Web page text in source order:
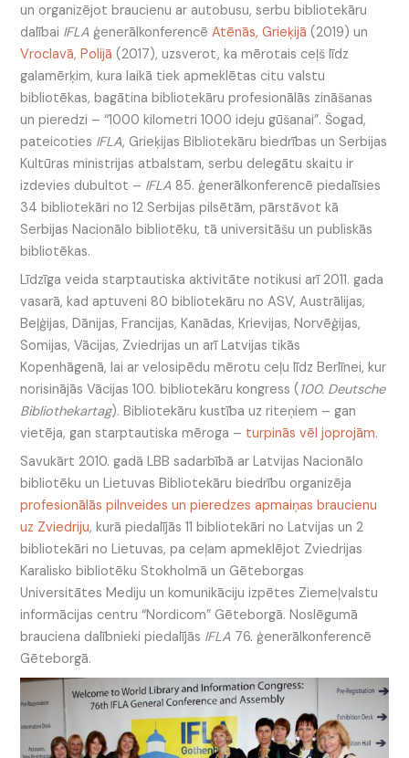
un organizējot braucienu ar autobusu, serbu bibliotekāru
dalībai IFLAģenerālkonferencēAtēnās, Grieķijā (2019) un
Vroclavā, Polijā (2017), uzsverot, ka mērotais ceļš līdz
galamērķim, kura laikā tiek apmeklētas citu valstu
bibliotēkas, bagātina bibliotekāru profesionālās zināšanas
un pieredzi – “1000 kilometri 1000 ideju gūšanai”. Šogad,
pateicoties IFLA, Grieķijas Bibliotekāru biedrības un Serbijas
Kultūras ministrijas atbalstam, serbu delegātu skaitu ir
izdevies dubultot – IFLA 85. ģenerālkonferencē piedalīsies
34 bibliotekāri no 12 Serbijas pilsētām, pārstāvot kā
Serbijas Nacionālo bibliotēku, tā universitāšu un publiskās
bibliotēkas.
Līdzīga veida starptautiska aktivitāte notikusi arī 2011. gada
vasarā, kad aptuveni 80 bibliotekāru no ASV, Austrālijas,
Beļģijas, Dānijas, Francijas, Kanādas, Krievijas, Norvēģijas,
Somijas, Vācijas, Zviedrijas un arī Latvijas tikās
Kopenhāgenā, lai ar velosipēdu mērotu ceļu līdz Berlīnei, kur
norisinājās Vācijas 100. bibliotekāru kongress ( 100. Deutsche
Bibliothekartag). Bibliotekāru kustība uz riteņiem – gan
vietēja, gan starptautiska mēroga – turpinās vēl joprojām.
Savukārt 2010. gadā LBB sadarbībā ar Latvijas Nacionālo
bibliotēku un Lietuvas Bibliotekāru biedrību organizēja
profesionālās pilnveides un pieredzes apmaiņas braucienu
uz Zviedriju, kurā piedalījās 11 bibliotekāri no Latvijas un 2
bibliotekāri no Lietuvas, pa ceļam apmeklējot Zviedrijas
Karalisko bibliotēku Stokholmā un Gēteborgas
Universitātes Mediju un komunikāciju izpētes Ziemeļvalstu
informācijas centru “Nordicom” Gēteborgā. Noslēgumā
brauciena dalībnieki piedalījās IFLA 76. ģenerālkonferencē
Gēteborgā.